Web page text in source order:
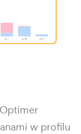
w profilu